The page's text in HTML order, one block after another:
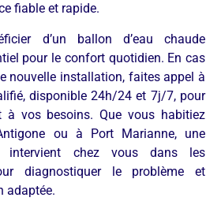
fiable et rapide.
d’un ballon d’eau chaude
pour le confort quotidien. En cas
nouvelle installation, faites appel à
disponible 24h/24 et 7j/7, pour
à vos besoins. Que vous habitiez
ou à Port Marianne, une
intervient chez vous dans les
diagnostiquer le problème et
adaptée.